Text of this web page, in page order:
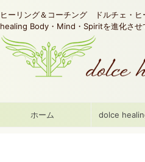
ヒーリング＆コーチング ドルチェ・
healing Body・Mind・Spiritを進化させ
ホーム dolce